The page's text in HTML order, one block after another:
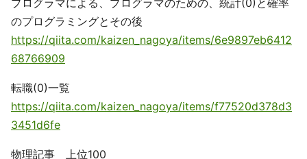
プログラマによる、プログラマのための、統計(0)と確率
のプログラミングとその後
https://qiita.com/kaizen_nagoya/items/6e9897eb6412
68766909
転職(0)一覧
https://qiita.com/kaizen_nagoya/items/f77520d378d3
3451d6fe
物理記事 上位100